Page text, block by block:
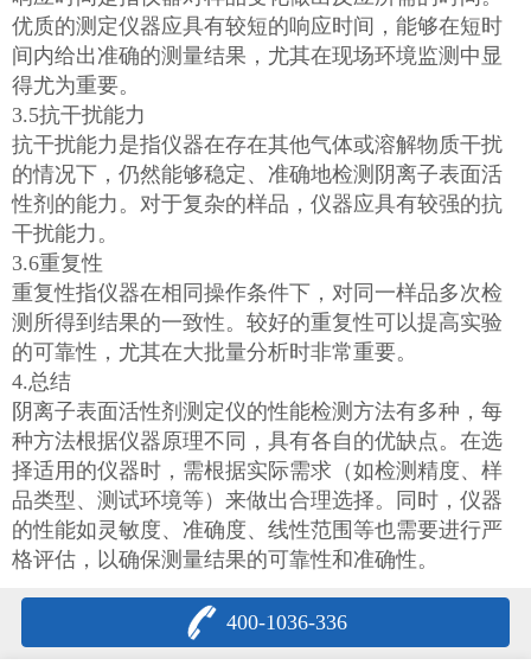
优质的测定仪器应具有较短的响应时间，能够在短时
间内给出准确的测量结果，尤其在现场环境监测中显
得尤为重要。
3.5抗干扰能力
抗干扰能力是指仪器在存在其他气体或溶解物质干扰
的情况下，仍然能够稳定、准确地检测阴离子表面活
性剂的能力。对于复杂的样品，仪器应具有较强的抗
干扰能力。
3.6重复性
重复性指仪器在相同操作条件下，对同一样品多次检
测所得到结果的一致性。较好的重复性可以提高实验
的可靠性，尤其在大批量分析时非常重要。
4.总结
阴离子表面活性剂测定仪的性能检测方法有多种，每
种方法根据仪器原理不同，具有各自的优缺点。在选
择适用的仪器时，需根据实际需求（如检测精度、样
品类型、测试环境等）来做出合理选择。同时，仪器
的性能如灵敏度、准确度、线性范围等也需要进行严
格评估，以确保测量结果的可靠性和准确性。
400-1036-336